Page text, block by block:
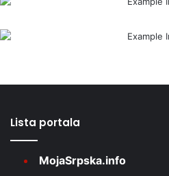
Lista portala
MojaSrpska.info